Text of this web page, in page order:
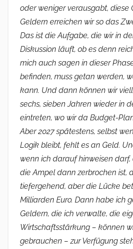
oder weniger verausgabt, diese
Geldern erreichen wir so das
Das ist die Aufgabe, die wir in
Diskussion läuft, ob es denn
mich auch sagen in dieser
befinden, muss getan werden,
kann. Und dann können wir
sechs, sieben Jahren wieder in
eintreten, wo wir da Budget-
Aber 2027 spätestens, selbst
Logik bleibt, fehlt es an Geld.
wenn ich darauf hinweisen
die Ampel dann zerbrochen ist,
tiefergehend, aber die Lücke
Milliarden Euro. Dann habe ich
Geldern, die ich verwalte, die
Wirtschaftsstärkung – können
gebrauchen – zur Verfügung